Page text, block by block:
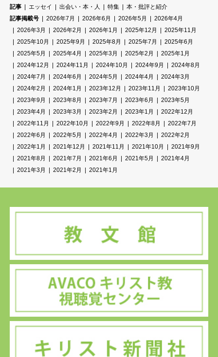
記事
エッセイ 出会い・本・人 特集
本・批評と紹介
記事掲載号
2026年7月 2026年6月 2026年5月
2026年4月
2026年3月
2026年2月 2026年1月 2025年12月
2025年11月
2025年10月
2025年9月 2025年8月 2025年7月
2025年6月
2025年5月
2025年4月 2025年3月 2025年2月
2025年1月
2024年12月
2024年11月 2024年10月 2024年9月
2024年8月
2024年7月
2024年6月 2024年5月 2024年4月
2024年3月
2024年2月
2024年1月 2023年12月 2023年11月
2023年10月
2023年9月
2023年8月 2023年7月 2023年6月
2023年5月
2023年4月
2023年3月 2023年2月 2023年1月
2022年12月
2022年11月
2022年10月 2022年9月 2022年8月
2022年7月
2022年6月
2022年5月 2022年4月 2022年3月
2022年2月
2022年1月
2021年12月 2021年11月 2021年10月
2021年9月
2021年8月
2021年7月 2021年6月 2021年5月
2021年4月
2021年3月
2021年2月 2021年1月